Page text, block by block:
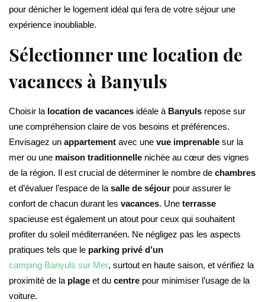
pour dénicher le logement idéal qui fera de votre séjour une
expérience inoubliable.
Sélectionner une location de
vacances à Banyuls
Choisir la location de vacances idéale à Banyuls repose sur
une compréhension claire de vos besoins et préférences.
Envisagez un appartement avec une vue imprenable sur la
mer ou une maison traditionnelle nichée au cœur des vignes
de la région. Il est crucial de déterminer le nombre de chambres
et d’évaluer l’espace de la salle de séjour pour assurer le
confort de chacun durant les vacances. Une terrasse
spacieuse est également un atout pour ceux qui souhaitent
profiter du soleil méditerranéen. Ne négligez pas les aspects
pratiques tels que le parking privé d’un
camping Banyuls sur Mer, surtout en haute saison, et vérifiez la
proximité de la plage et du centre pour minimiser l’usage de la
voiture.